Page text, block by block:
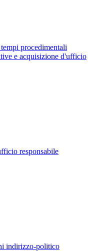
procedimentali
e acquisizione d'ufficio
responsabile
indirizzo-politico